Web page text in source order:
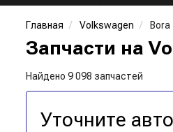
Главная Volkswagen Bora
Запчасти на
Найдено 9 098 запчастей
Уточните